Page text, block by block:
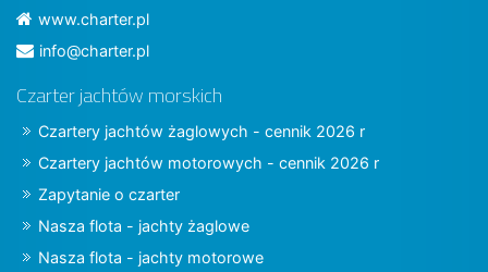
www.charter.pl
info@charter.pl
Czarter jachtów morskich
Czartery jachtów żaglowych - cennik 2026 r
Czartery jachtów motorowych - cennik 2026 r
Zapytanie o czarter
Nasza flota - jachty żaglowe
Nasza flota - jachty motorowe